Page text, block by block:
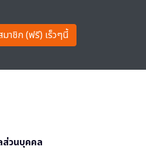
าชิก (ฟรี) เร็วๆนี้
ส่วนบุคคล